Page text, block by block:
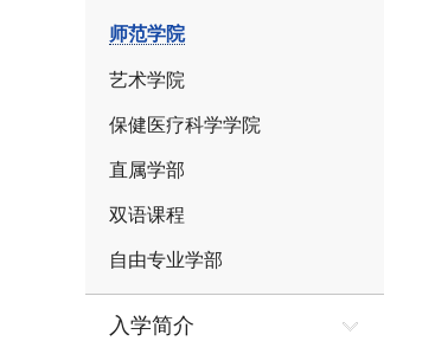
师范学院
艺术学院
保健医疗科学学院
直属学部
双语课程
自由专业学部
入学简介